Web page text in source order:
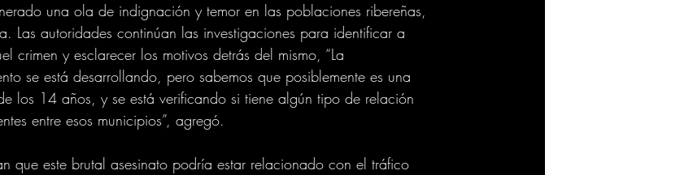
una ola de indignación y temor en las poblaciones ribereñas,
Las autoridades continúan las investigaciones para identificar a
crimen y esclarecer los motivos detrás del mismo, “La
se está desarrollando, pero sabemos que posiblemente es una
los 14 años, y se está verificando si tiene algún tipo de relación
entre esos municipios”, agregó.
que este brutal asesinato podría estar relacionado con el tráfico